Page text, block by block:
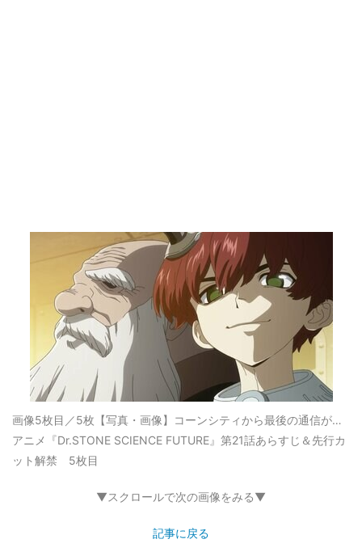
画像5枚目／5枚 【写真・画像】コーンシティから最後の通信が…
アニメ『Dr.STONE SCIENCE FUTURE』第21話あらすじ＆先行カ
ット解禁 5枚目
▼スクロールで次の画像をみる▼
記事に戻る